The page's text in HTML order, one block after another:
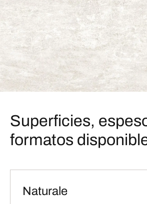
Superficies,
formatos
Naturale